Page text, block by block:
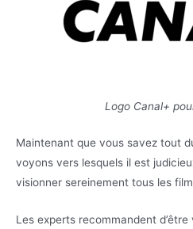
Logo Canal+
Maintenant que vous savez tout
voyons vers lesquels il est
visionner sereinement tous les
Les experts recommandent d’être